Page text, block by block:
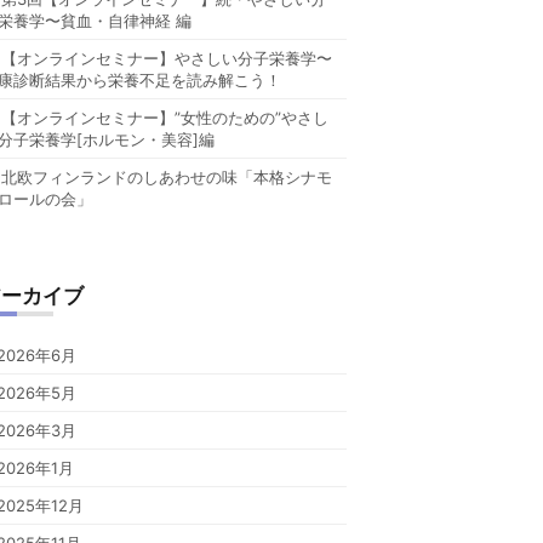
養学〜貧血・自律神経 編
【オンラインセミナー】やさしい分子栄養学〜
診断結果から栄養不足を読み解こう！
【オンラインセミナー】”女性のための”やさし
子栄養学[ホルモン・美容]編
北欧フィンランドのしあわせの味「本格シナモ
ールの会」
カイブ
年6月
年5月
年3月
年1月
年12月